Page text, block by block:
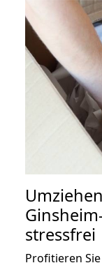
stressfrei
Profitieren